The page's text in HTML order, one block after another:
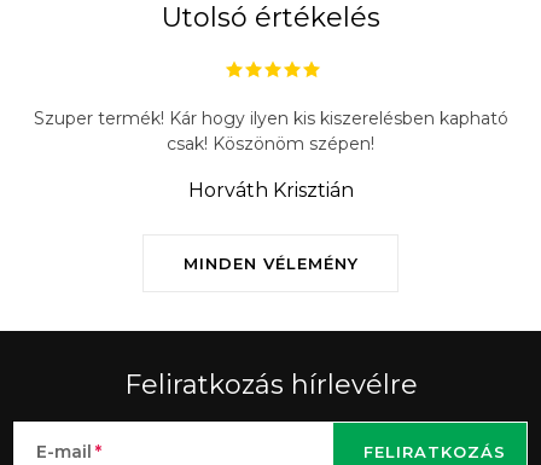
Utolsó értékelés
MINDEN VÉLEMÉNY
Szuper termék! Kár hogy ilyen kis kiszerelésben kapható
csak! Köszönöm szépen!
Horváth Krisztián
Feliratkozás hírlevélre
E-mail FELIRATKOZÁS